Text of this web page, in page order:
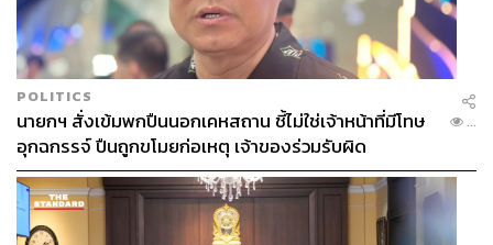
POLITICS
นายกฯ สั่งเข้มพกปืนนอกเคหสถาน ชี้ไม่ใช่เจ้าหน้าที่มีโทษ
อุกฉกรรจ์ ปืนถูกขโมยก่อเหตุ เจ้าของร่วมรับผิด
...